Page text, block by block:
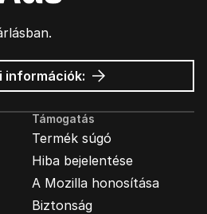
információk: Mozilla
hirdetések
Támogatás
Termék súgó
Hiba bejelentése
A Mozilla honosítása
Biztonság